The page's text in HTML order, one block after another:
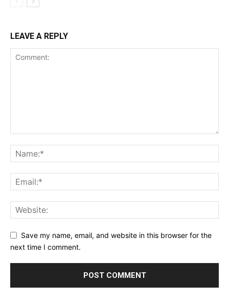
LEAVE A REPLY
Save my name, email, and website in this browser for the
next time I comment.